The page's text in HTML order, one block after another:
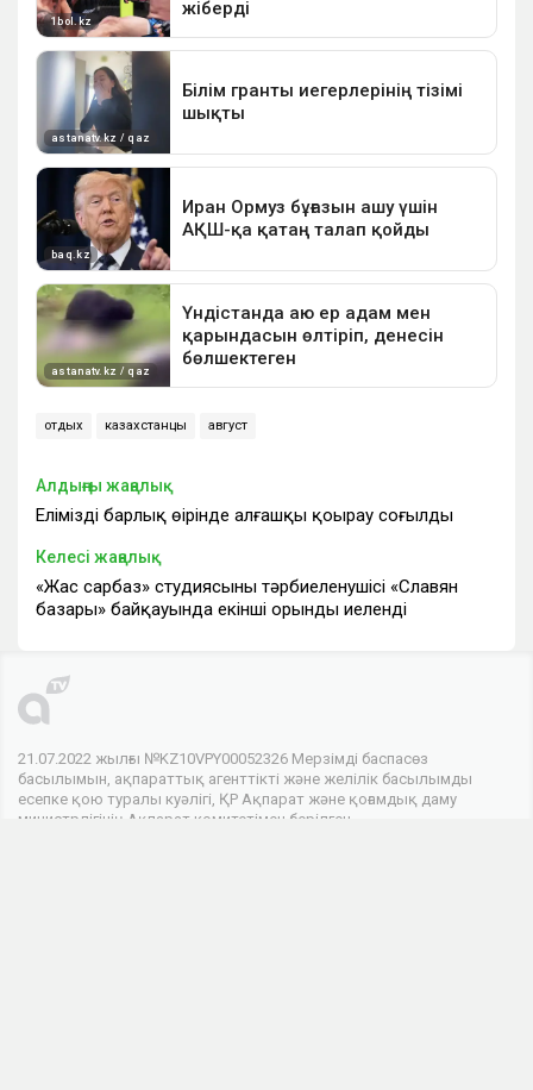
отдых казахстанцы август
Алдыңғы жаңалық
Еліміздің барлық өңірінде алғашқы қоңырау соғылды
Келесі жаңалық
«Жас сарбаз» студиясының тәрбиеленушісі «Славян
базары» байқауында екінші орынды иеленді
21.07.2022 жылғы №KZ10VPY00052326 Мерзімді баспасөз
басылымын, ақпараттық агенттікті және желілік басылымды
есепке қою туралы куәлігі, ҚР Ақпарат және қоғамдық даму
министрлігінің Ақпарат комитетімен берілген.